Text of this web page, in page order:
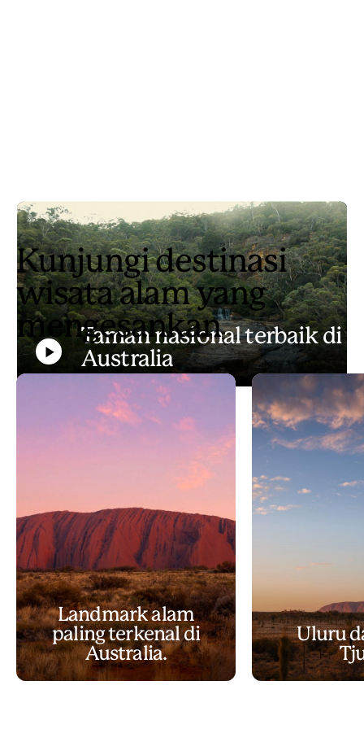
Taman nasional terbaik di
Australia
Play
Video
Taman nasional terbaik di Australia
Kunjungi destinasi
wisata alam yang
mengesankan
Landmark alam
paling terkenal di
Australia.
Uluru